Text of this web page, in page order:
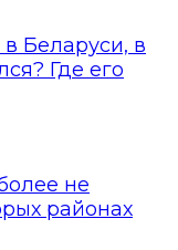
Беларуси, в
Где его
не
районах